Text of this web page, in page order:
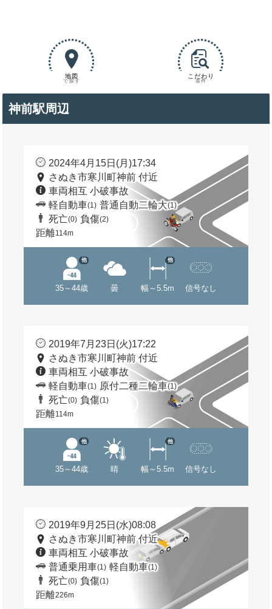
地図
で探す
こだわり
条件
神前駅周辺
2024年4月15日(月)17:34
さぬき市寒川町神前 付近
車両相互 小破事故
軽自動車(1) 普通自動二輪大(1)
死亡(0) 負傷(2)
距離114m
35～44歳
他
曇 幅～5.5m
他
信号なし
2019年7月23日(火)17:22
さぬき市寒川町神前 付近
車両相互 小破事故
軽自動車(1) 原付二種二輪車(1)
死亡(0) 負傷(1)
距離114m
35～44歳
他
晴 幅～5.5m
他
信号なし
2019年9月25日(水)08:08
さぬき市寒川町神前 付近
車両相互 小破事故
普通乗用車(1) 軽自動車(1)
死亡(0) 負傷(1)
距離226m